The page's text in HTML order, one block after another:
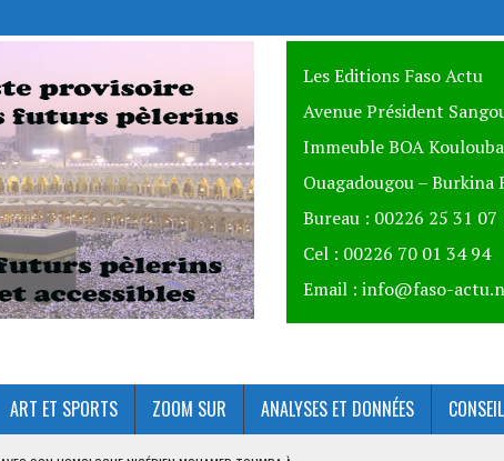
Les Editions Faso Actu
Avenue Président
Immeuble BOA
Ouagadougou – Burkina
Bureau : 00226 25 31
Cel : 00226 70 01 34 94
Email : info@faso-
ART ET SPORTS ZOOM SUR ANALYSES ET DONNÉES